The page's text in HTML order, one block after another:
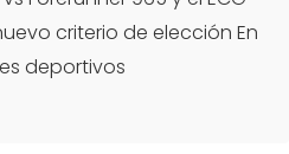
criterio de elección En
deportivos